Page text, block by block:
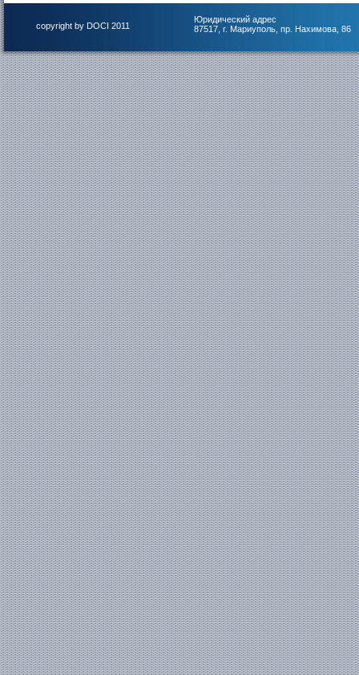
copyright by DOCI 2011
Юридический адрес
87517, г. Мариуполь, пр. Нахимова, 86